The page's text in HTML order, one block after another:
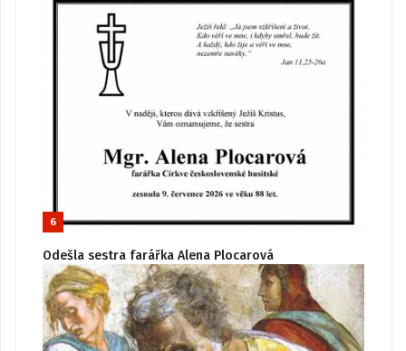
6
Odešla sestra farářka Alena Plocarová